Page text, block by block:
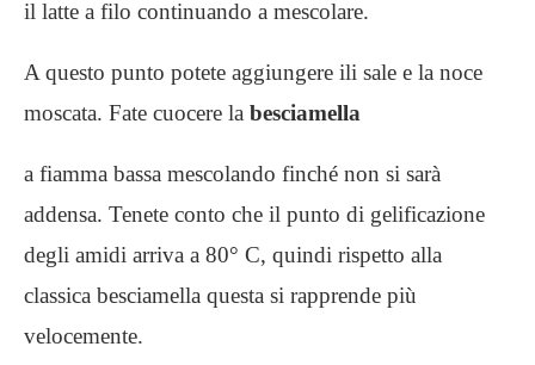
il latte a filo continuando a mescolare.
A questo punto potete aggiungere ili sale e la noce
moscata. Fate cuocere la besciamella
a fiamma bassa mescolando finché non si sarà
addensa. Tenete conto che il punto di gelificazione
degli amidi arriva a 80° C, quindi rispetto alla
classica besciamella questa si rapprende più
velocemente.